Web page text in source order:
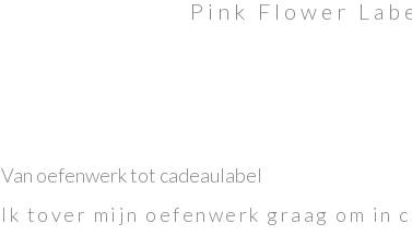
Pink Flower
Van oefenwerk tot cadeaulabel
Ik tover mijn oefenwerk graag om in